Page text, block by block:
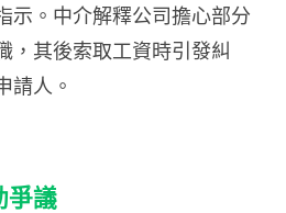
示。中介解釋公司擔心部分
，其後索取工資時引發糾
請人。
爭議